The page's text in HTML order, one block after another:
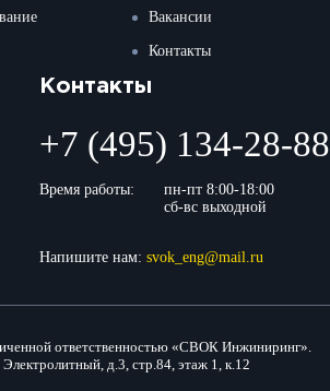
Вакансии
Контакты
Контакты
+7 (495) 134-28-88
Время работы:
пн-пт 8:00-18:00
сб-вс выходной
Напишите нам: svok_eng@mail.ru
ответственностью «СВОК Инжиниринг».
д.3, стр.84, этаж 1, к.12